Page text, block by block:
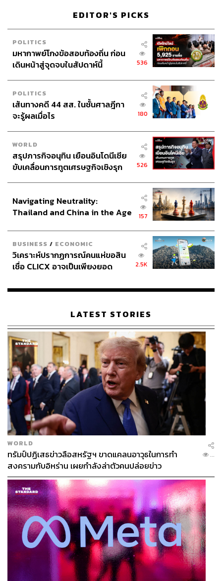
EDITOR'S PICKS
POLITICS
มหากาพย์โกงข้อสอบท้องถิ่น ก่อน
เดินหน้าสู่จุดจบในสัปดาห์นี้
536
POLITICS
เส้นทางคดี 44 สส. ในชั้นศาลฎีกา
จะรู้ผลเมื่อไร
180
WORLD
สรุปภารกิจอนุทิน เยือนอินโดนีเซีย
ขับเคลื่อนการทูตเศรษฐกิจเชิงรุก
526
Navigating Neutrality:
Thailand and China in the Age
157
BUSINESS / ECONOMIC
วิเคราะห์ปรากฏการณ์คนแห่ขอสิน
เชื่อ CLICX อาจเป็นเพียงยอด
เรือนไทยที่ถูกซุกไว้
2.5K
LATEST STORIES
WORLD
ทรัมป์ปฏิเสธข่าวลือสหรัฐฯ ขาดแคลนอาวุธในการทำ
สงครามกับอิหร่าน เผยกำลังล่าตัวคนปล่อยข่าว
...